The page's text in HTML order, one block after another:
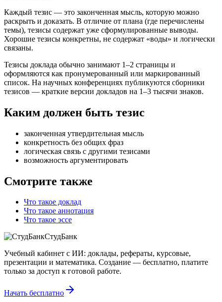
Каждый тезис — это законченная мысль, которую можно
раскрыть и доказать. В отличие от плана (где перечислены
темы), тезисы содержат уже сформулированные выводы.
Хорошие тезисы конкретны, не содержат «воды» и логически
связаны.
Тезисы доклада обычно занимают 1–2 страницы и
оформляются как пронумерованный или маркированный
список. На научных конференциях публикуются сборники
тезисов — краткие версии докладов на 1–3 тысячи знаков.
Каким должен быть тезис
законченная утвердительная мысль
конкретность без общих фраз
логическая связь с другими тезисами
возможность аргументировать
Смотрите также
Что такое доклад
Что такое аннотация
Что такое эссе
СтудБанк
Учебный кабинет с ИИ: доклады, рефераты, курсовые,
презентации и математика. Создание — бесплатно, платите
только за доступ к готовой работе.
Начать бесплатно